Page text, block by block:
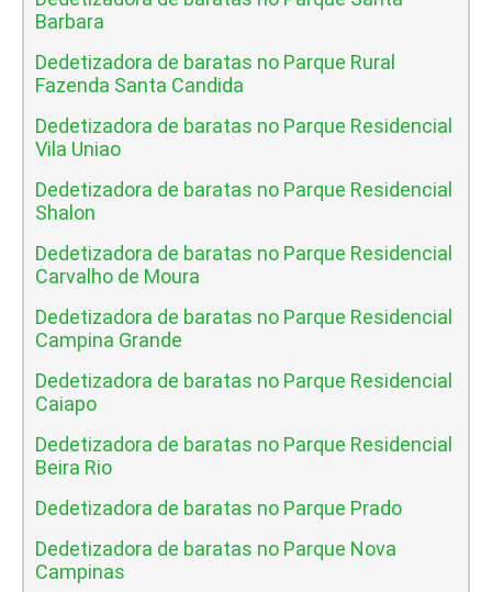
Barbara
Dedetizadora de baratas no Parque Rural
Fazenda Santa Candida
Dedetizadora de baratas no Parque Residencial
Vila Uniao
Dedetizadora de baratas no Parque Residencial
Shalon
Dedetizadora de baratas no Parque Residencial
Carvalho de Moura
Dedetizadora de baratas no Parque Residencial
Campina Grande
Dedetizadora de baratas no Parque Residencial
Caiapo
Dedetizadora de baratas no Parque Residencial
Beira Rio
Dedetizadora de baratas no Parque Prado
Dedetizadora de baratas no Parque Nova
Campinas